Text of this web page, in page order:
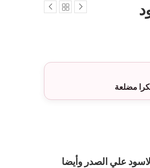
مضلعة
علي الصدر وأيضا